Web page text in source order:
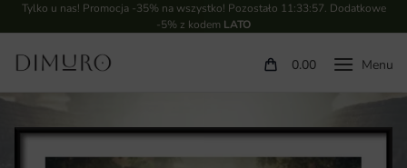
Tylko u nas! Promocja -35% na wszystko! Pozostało 11:33:56. Dodatkowe
-5% z kodem LATO
0.00